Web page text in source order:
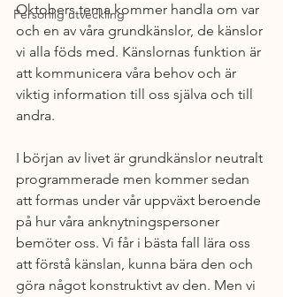
Personlig utveckling
Oktobers tema kommer handla om var
och en av våra grundkänslor, de känslor
vi alla föds med. Känslornas funktion är
att kommunicera våra behov och är
viktig information till oss själva och till
andra.
I början av livet är grundkänslor neutralt
programmerade men kommer sedan
att formas under vår uppväxt beroende
på hur våra anknytningspersoner
bemöter oss. Vi får i bästa fall lära oss
att förstå känslan, kunna bära den och
göra något konstruktivt av den. Men vi